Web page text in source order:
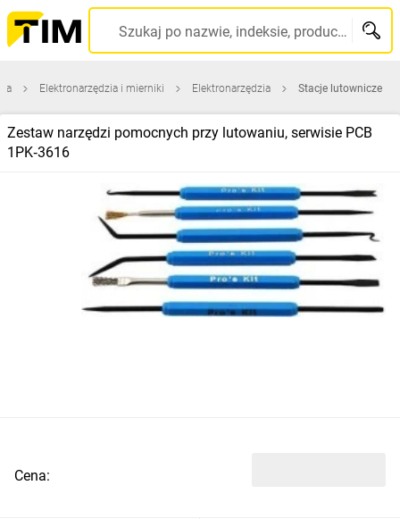
Szukaj po nazwie, indeksie, producencie, kodzie kreskowym...
Elektronarzędzia i mierniki Elektronarzędzia Stacje lutownicze
Zestaw narzędzi pomocnych przy lutowaniu, serwisie PCB
1PK‑3616
Cena: